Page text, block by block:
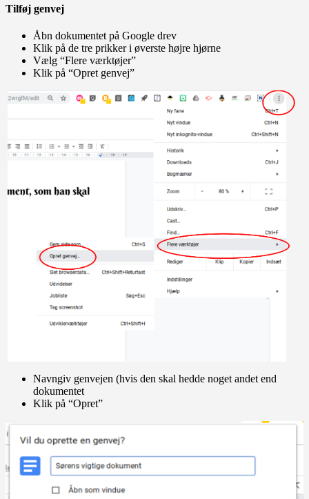
Tilføj genvej
Åbn dokumentet på Google drev
Klik på de tre prikker i øverste højre hjørne
Vælg “Flere værktøjer”
Klik på “Opret genvej”
Navngiv genvejen (hvis den skal hedde noget andet end
dokumentet
Klik på “Opret”